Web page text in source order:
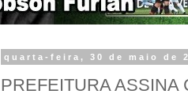
quarta-feira, 30 de maio de
PREFEITURA ASSINA